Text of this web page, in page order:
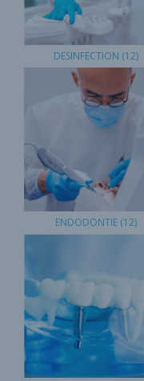
DESINFECTION (12)
ENDODONTIE (12)